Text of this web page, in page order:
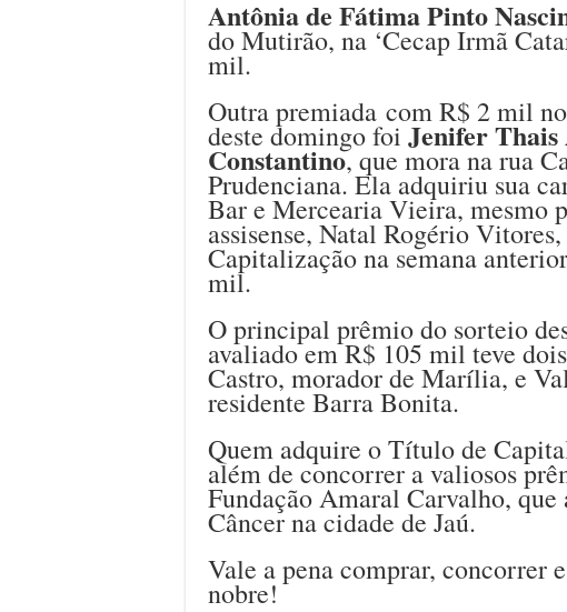
Antônia de Fátima Pinto
do Mutirão, na ‘Cecap Irmã
mil.
Outra premiada com R$ 2 mil
deste domingo foi Jenifer Thais
Constantino, que mora na rua
Prudenciana. Ela adquiriu sua
Bar e Mercearia Vieira, mesmo
assisense, Natal Rogério
Capitalização na semana
mil.
O principal prêmio do sorteio
avaliado em R$ 105 mil teve
Castro, morador de Marília, e
residente Barra Bonita.
Quem adquire o Título de
além de concorrer a valiosos
Fundação Amaral Carvalho,
Câncer na cidade de Jaú.
Vale a pena comprar, concorrer
nobre!